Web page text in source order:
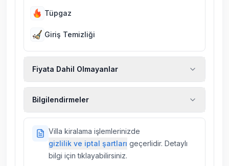
Tüpgaz
Giriş Temizliği
Fiyata Dahil Olmayanlar
sigortaları fiyatlara dahil değildir.
Bilgilendirmeler
villalarımızda düzenli olarak ilaçlama
yapılmaktadır. Buna rağmen çevrede
kelebek, böcek, sinek vs. bulunma ihtimali
Villa kiralama işlemlerinizde
gizlilik ve iptal şartları geçerlidir. Detaylı
bilgi için tıklayabilirsiniz.